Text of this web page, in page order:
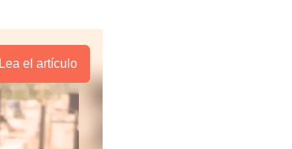
Lea el artículo